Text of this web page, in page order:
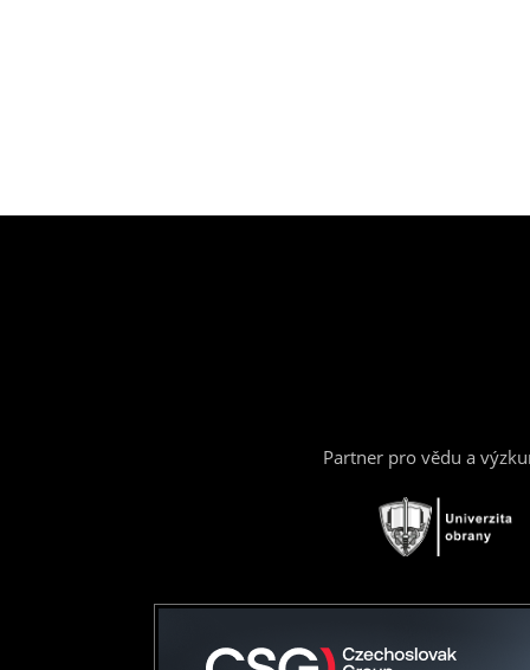
Partner pro vědu a